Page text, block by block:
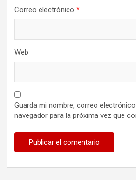
Correo electrónico *
Web
Guarda mi nombre, correo
navegador para la próxima vez que